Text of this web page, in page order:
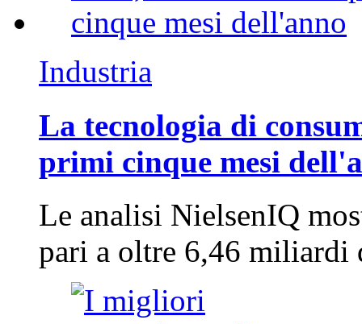
Industria
La tecnologia di
primi cinque mesi
Le analisi NielsenIQ
pari a oltre 6,46